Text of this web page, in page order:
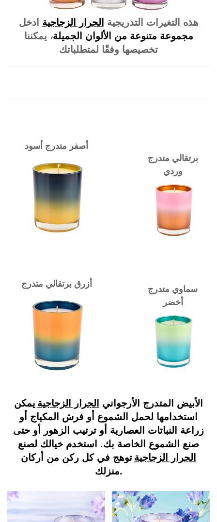
هذه التغيرات التدريجية الجرار الزجاجية ادخل
مجموعة متنوعة من الألوان الجميلة، يمكننا
تخصيصها وفقًا لمتطلباتك
أصفر متدرج أسود
برتقالي متدرج
وردي
أزرق برتقالي متدرج
سماوي متدرج
أخضر
الأبيض المتدرج الأرجواني الجرار الزجاجية يمكن
استخدامها لحمل الشموع أو فرش المكياج أو
زراعة النباتات العصارية أو ترتيب الزهور أو حتى
صنع الشموع الخاصة بك. استخدم خيالك لصنع
الجرار الزجاجية توهج في كل ركن من أركان
منزلك.